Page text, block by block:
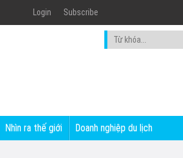
Login Subscribe
Nhìn ra thế giới Doanh nghiệp du lịch